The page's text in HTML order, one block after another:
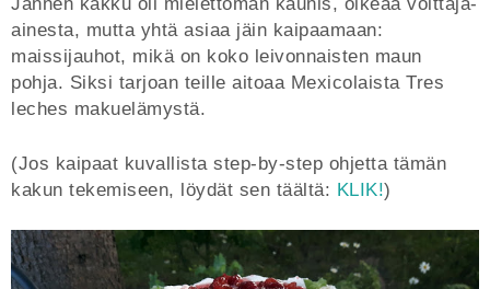
ainesta, mutta yhtä asiaa jäin kaipaamaan:
maissijauhot, mikä on koko leivonnaisten maun
pohja. Siksi tarjoan teille aitoaa Mexicolaista Tres
leches makuelämystä.
(Jos kaipaat kuvallista step-by-step ohjetta tämän
kakun tekemiseen, löydät sen täältä: KLIK!)